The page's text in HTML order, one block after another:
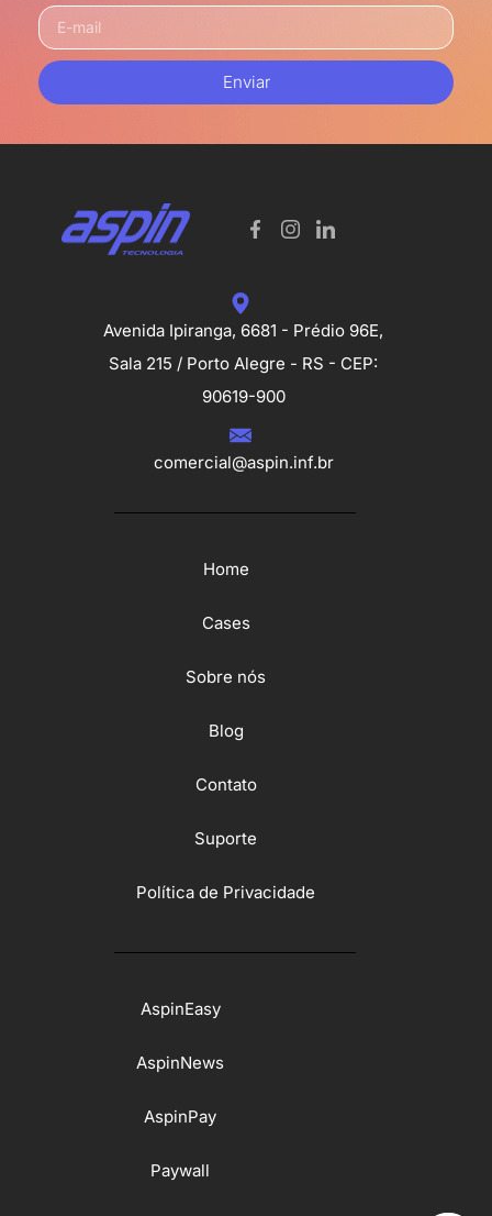
Enviar
Avenida Ipiranga, 6681 - Prédio 96E,
Sala 215 / Porto Alegre - RS - CEP:
90619-900
comercial@aspin.inf.br
Home
Cases
Sobre nós
Blog
Contato
Suporte
Política de Privacidade
AspinEasy
AspinNews
AspinPay
Paywall